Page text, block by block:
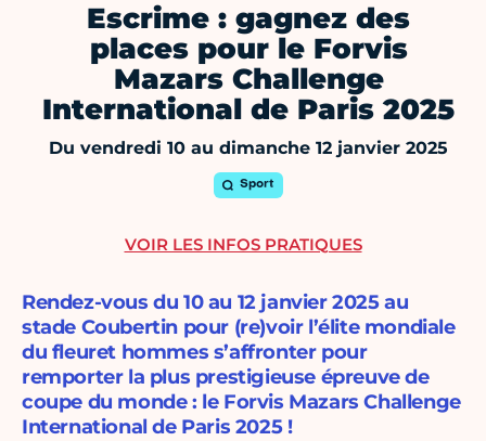
Escrime : gagnez des
places pour le Forvis
Mazars Challenge
International de Paris 2025
Du vendredi 10 au dimanche 12 janvier 2025
Sport
Rendez-vous du 10 au 12 janvier 2025 au
stade Coubertin pour (re)voir l’élite mondiale
du fleuret hommes s’affronter pour
remporter la plus prestigieuse épreuve de
coupe du monde : le Forvis Mazars Challenge
International de Paris 2025 !
VOIR LES INFOS PRATIQUES